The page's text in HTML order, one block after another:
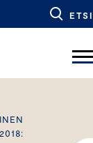
ETSI